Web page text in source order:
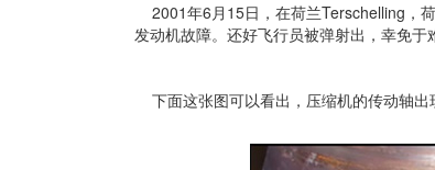
2001年6月15日，在荷兰Terschelling，
发动机故障。还好飞行员被弹射出，幸免于
下面这张图可以看出，压缩机的传动轴出